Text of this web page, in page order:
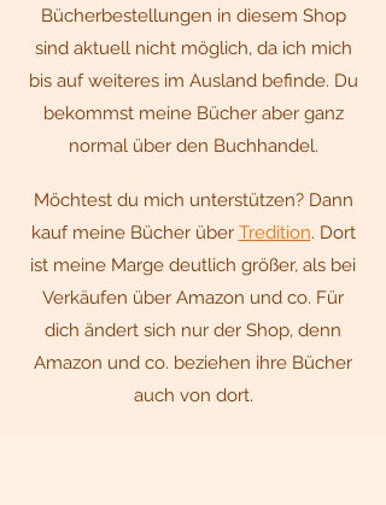
Bücherbestellungen in diesem Shop
sind aktuell nicht möglich, da ich mich
bis auf weiteres im Ausland befinde. Du
bekommst meine Bücher aber ganz
normal über den Buchhandel.
Möchtest du mich unterstützen? Dann
kauf meine Bücher über Tredition. Dort
ist meine Marge deutlich größer, als bei
Verkäufen über Amazon und co. Für
dich ändert sich nur der Shop, denn
Amazon und co. beziehen ihre Bücher
auch von dort.